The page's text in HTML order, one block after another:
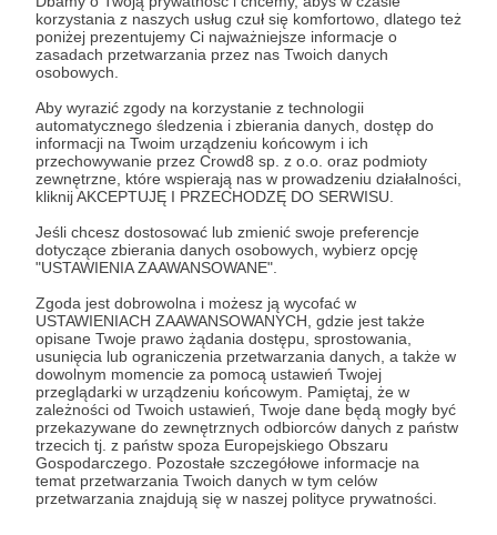
korzystania z naszych usług czuł się komfortowo, dlatego też
poniżej prezentujemy Ci najważniejsze informacje o
zasadach przetwarzania przez nas Twoich danych
osobowych.
Aby wyrazić zgody na korzystanie z technologii
automatycznego śledzenia i zbierania danych, dostęp do
informacji na Twoim urządzeniu końcowym i ich
przechowywanie przez Crowd8 sp. z o.o. oraz podmioty
zewnętrzne, które wspierają nas w prowadzeniu działalności,
kliknij AKCEPTUJĘ I PRZECHODZĘ DO SERWISU.
Jeśli chcesz dostosować lub zmienić swoje preferencje
dotyczące zbierania danych osobowych, wybierz opcję
"USTAWIENIA ZAAWANSOWANE".
Zgoda jest dobrowolna i możesz ją wycofać w
USTAWIENIACH ZAAWANSOWANYCH, gdzie jest także
opisane Twoje prawo żądania dostępu, sprostowania,
usunięcia lub ograniczenia przetwarzania danych, a także w
dowolnym momencie za pomocą ustawień Twojej
przeglądarki w urządzeniu końcowym. Pamiętaj, że w
zależności od Twoich ustawień, Twoje dane będą mogły być
przekazywane do zewnętrznych odbiorców danych z państw
trzecich tj. z państw spoza Europejskiego Obszaru
Gospodarczego. Pozostałe szczegółowe informacje na
temat przetwarzania Twoich danych w tym celów
przetwarzania znajdują się w naszej polityce prywatności.
Zostań Patronem
Albert Świdziński Wojciech Jerzy Kittel Weekly Brief
Tajwan Chiny USA Iran NATO
Udostępnij
Strategy&Future
Zobacz profil autora